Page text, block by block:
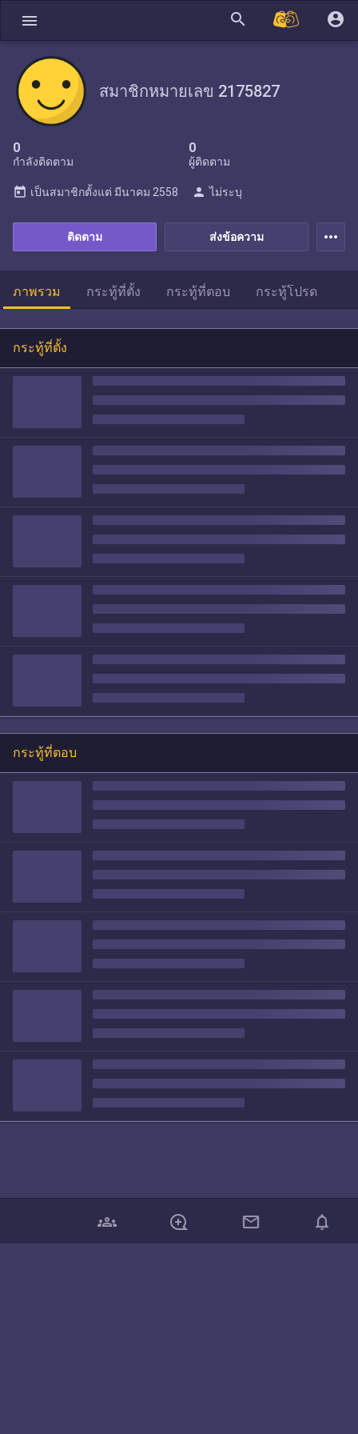
menu search account_circle
สมาชิกหมายเลข 2175827
0
กำลังติดตาม
0
ผู้ติดตาม
ส่งข้อความ
ติดตาม
today เป็นสมาชิกตั้งแต่ มีนาคม 2558 person ไม่ระบุ
more_horiz
ภาพรวม กระทู้ที่ตั้ง กระทู้ที่ตอบ กระทู้โปรด
กระทู้ที่ตั้ง
กระทู้ที่ตอบ